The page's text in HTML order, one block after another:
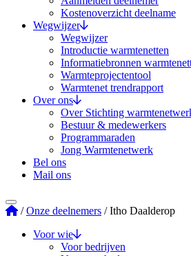
Kostenoverzicht deelname
Wegwijzer
Wegwijzer
Introductie warmtenetten
Informatiebronnen
Warmteprojectentool
Warmtenet trendrapport
Over ons
Over Stichting
Bestuur & medewerkers
Programmaraden
Jong Warmtenetwerk
Bel ons
Mail ons
Stichting Warmtenetwerk
/Onze deelnemers /Itho Daalderop
Voor wie
Voor bedrijven